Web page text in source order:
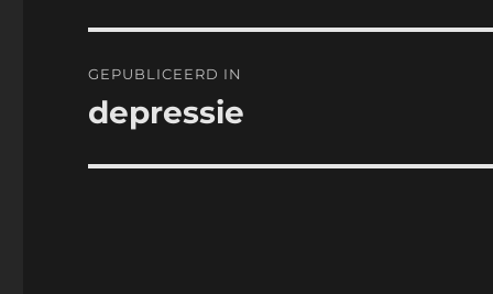
navigatie
GEPUBLICEERD IN
depressie